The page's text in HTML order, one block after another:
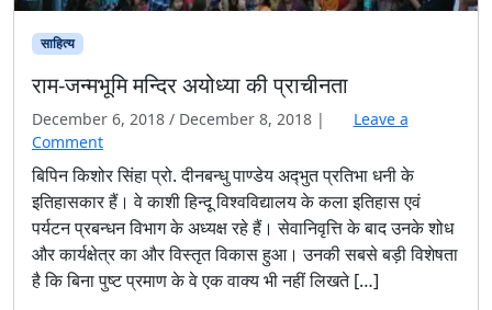
साहित्‍य
राम-जन्मभूमि मन्दिर अयोध्या की प्राचीनता
December 6, 2018 / December 8, 2018 |
Leave a
Comment
बिपिन किशोर सिंहा प्रो. दीनबन्धु पाण्डेय अद्‍भुत प्रतिभा धनी के
इतिहासकार हैं। वे काशी हिन्दू विश्वविद्यालय के कला इतिहास एवं
पर्यटन प्रबन्धन विभाग के अध्यक्ष रहे हैं। सेवानिवृत्ति के बाद उनके शोध
और कार्यक्षेत्र का और विस्तृत विकास हुआ। उनकी सबसे बड़ी विशेषता
है कि बिना पुष्ट प्रमाण के वे एक वाक्य भी नहीं लिखते […]